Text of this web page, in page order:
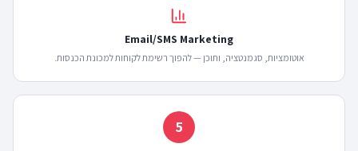
Email/SMS Marketing
אוטומציות, סגמנטציה, ותוכן — להפוך רשימת לקוחות למכונת הכנסות.
5